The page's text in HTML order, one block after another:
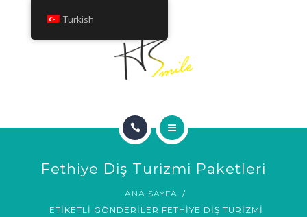
HAKKINDA
GÜLÜMSEME GALERISI
HAKKINDA
Fethiye Diş Turizmi Paketleri
ANA SAYFA
ETIKETLI GÖNDERILER FETHIYE DIŞ TURIZMI
Turkish